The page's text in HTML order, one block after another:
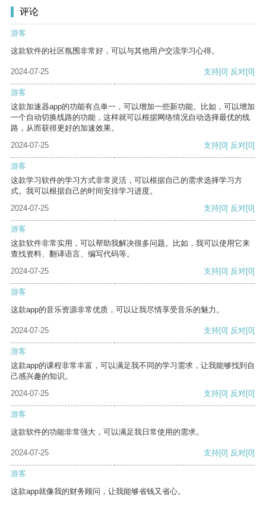
评论
游客
这款软件的社区氛围非常好，可以与其他用户交流学习心得。
2024-07-25 支持[0] 反对[0]
游客
这款加速器app的功能有点单一，可以增加一些新功能。比如，可以增加
一个自动切换线路的功能，这样就可以根据网络情况自动选择最优的线
路，从而获得更好的加速效果。
2024-07-25
支持[0] 反对[0]
游客
这款学习软件的学习方式非常灵活，可以根据自己的需求选择学习方
式。我可以根据自己的时间安排学习进度。
2024-07-25
支持[0] 反对[0]
游客
这款软件非常实用，可以帮助我解决很多问题。比如，我可以使用它来
查找资料、翻译语言、编写代码等。
2024-07-25
支持[0] 反对[0]
游客
这款app的音乐资源非常优质，可以让我尽情享受音乐的魅力。
2024-07-25 支持[0] 反对[0]
游客
这款app的课程非常丰富，可以满足我不同的学习需求，让我能够找到自
己感兴趣的知识。
2024-07-25
支持[0] 反对[0]
游客
这款软件的功能非常强大，可以满足我日常使用的需求。
2024-07-25 支持[0] 反对[0]
游客
这款app就像我的财务顾问，让我能够省钱又省心。